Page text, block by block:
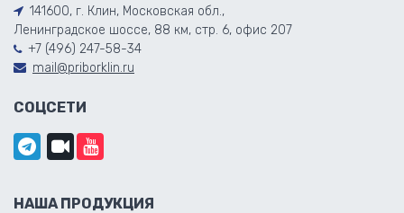
141600, г. Клин, Московская обл.,
Ленинградское шоссе, 88 км, стр. 6, офис 207
+7 (496) 247-58-34
mail@priborklin.ru
СОЦСЕТИ
НАША ПРОДУКЦИЯ